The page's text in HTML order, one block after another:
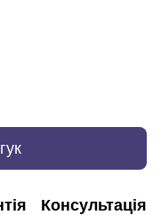
Консультація